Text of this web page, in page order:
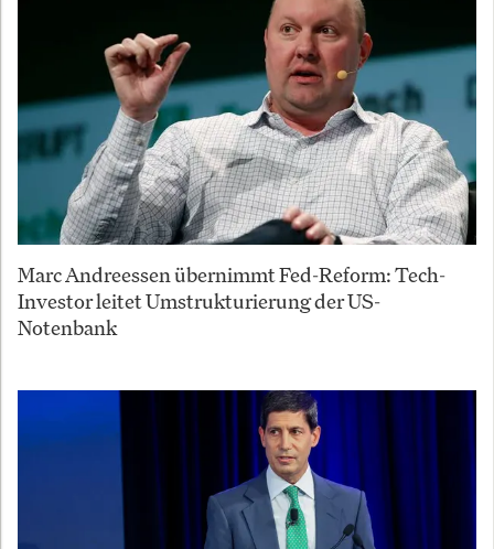
Marc Andreessen übernimmt Fed-Reform: Tech-
Investor leitet Umstrukturierung der US-
Notenbank